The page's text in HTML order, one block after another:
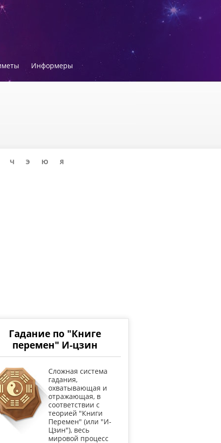
Информеры
Ч Э Ю Я
Гадание по "Книге
перемен" И-цзин
Cложная система
гадания,
охватывающая и
отражающая, в
соответствии с
теорией "Книги
Перемен" (или "И-
Цзин"), весь
мировой процесс